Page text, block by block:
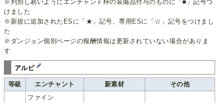
※判別し易いようにエンチャント枠の装備品付与のものに「■」記号つ
けました
※新規に追加されたESに「★」記号、専用ESに「☆」記号をつけまし
た
※ダンジョン個別ページの報酬情報は更新されていない場合がありま
す
アルビ
等級 エンチャント 新素材 その他
ファイン